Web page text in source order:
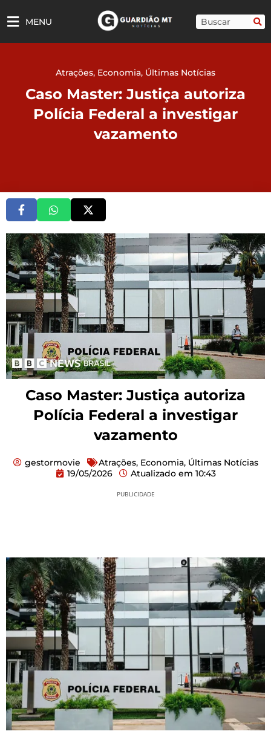
para
MENU Pesquisar
Atrações, Economia, Últimas Notícias
Caso Master: Justiça autoriza
Polícia Federal a investigar
vazamento
Caso Master: Justiça autoriza
Polícia Federal a investigar
vazamento
gestormovie Atrações, Economia, Últimas Notícias
19/05/2026
Atualizado em 10:43
PUBLICIDADE